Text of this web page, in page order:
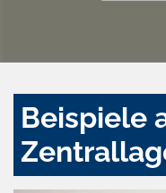
Beispiele